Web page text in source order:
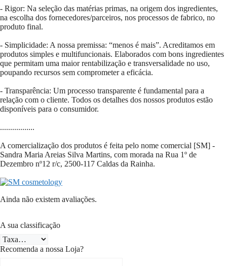
- Rigor: Na seleção das matérias primas, na origem dos ingredientes,
na escolha dos fornecedores/parceiros, nos processos de fabrico, no
produto final.
- Simplicidade: A nossa premissa: “menos é mais”. Acreditamos em
produtos simples e multifuncionais. Elaborados com bons ingredientes
que permitam uma maior rentabilização e transversalidade no uso,
poupando recursos sem comprometer a eficácia.
- Transparência: Um processo transparente é fundamental para a
relação com o cliente. Todos os detalhes dos nossos produtos estão
disponíveis para o consumidor.
.................
A comercialização dos produtos é feita pelo nome comercial [SM] -
Sandra Maria Areias Silva Martins, com morada na Rua 1º de
Dezembro nº12 r/c, 2500-117 Caldas da Rainha.
Ainda não existem avaliações.
A sua classificação
Recomenda a nossa Loja?